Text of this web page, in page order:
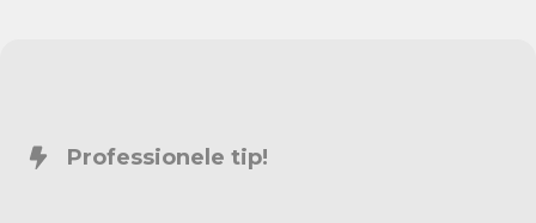
Professionele tip!